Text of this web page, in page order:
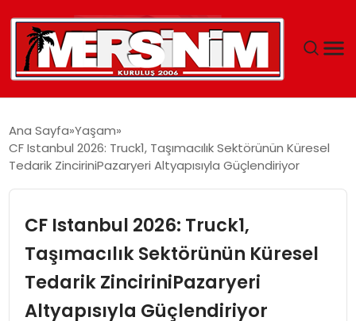
YAŞAM
EĞITIM
Ana Sayfa Yaşam
CF Istanbul 2026: Truck1, Taşımacılık Sektörünün Küresel
Tedarik ZinciriniPazaryeri Altyapısıyla Güçlendiriyor
CF Istanbul 2026: Truck1,
Taşımacılık Sektörünün Küresel
Tedarik ZinciriniPazaryeri
Altyapısıyla Güçlendiriyor